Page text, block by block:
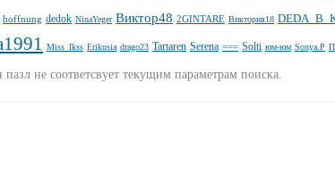
hoffnung dedok NinaYeger Виктор48 2GINTARE Виктория18
Miss_Ikss Erikusiа drago23 Tartaren Serena === Solti юм-юм Sonya.P
не соответсвует текущим параметрам поиска.